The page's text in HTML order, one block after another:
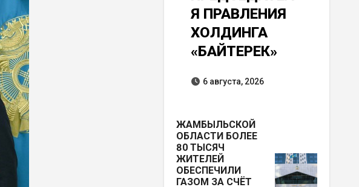
Я ПРАВЛЕНИЯ
ХОЛДИНГА
«БАЙТЕРЕК»
6 августа, 2026
ЖАМБЫЛЬСКОЙ
ОБЛАСТИ БОЛЕЕ
80 ТЫСЯЧ
ЖИТЕЛЕЙ
ОБЕСПЕЧИЛИ
ГАЗОМ ЗА СЧЁТ